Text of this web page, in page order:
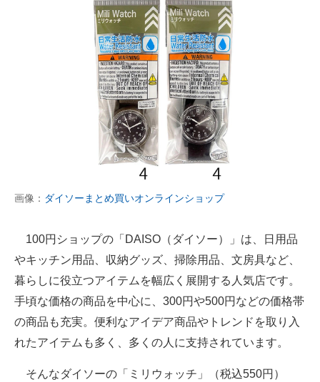
ちょっと気になるネットの話題
画像： ダイソーまとめ買いオンラインショップ
100円ショップの「DAISO（ダイソー）」は、日用品
やキッチン用品、収納グッズ、掃除用品、文房具など、
暮らしに役立つアイテムを幅広く展開する人気店です。
手頃な価格の商品を中心に、300円や500円などの価格帯
の商品も充実。便利なアイデア商品やトレンドを取り入
れたアイテムも多く、多くの人に支持されています。
そんなダイソーの「ミリウォッチ」（税込550円）